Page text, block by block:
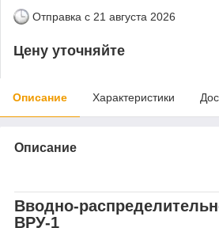
Отправка с 21 августа 2026
Цену уточняйте
Описание Характеристики
Описание
Вводно-
ВРУ-1